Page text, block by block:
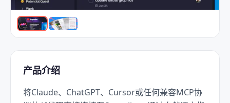
产品介绍
将Claude、ChatGPT、Cursor或任何兼容MCP协